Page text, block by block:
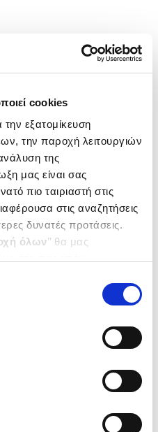
cookies
εξατομίκευση
την παροχή λειτουργιών
της
μας είναι σας
πιο ταιριαστή στις
στις αναζητήσεις
δυνατές προτάσεις.
όλων’’ θα μας
από τα παρακάτω με την
να ενημερωθείτε σχετικά με